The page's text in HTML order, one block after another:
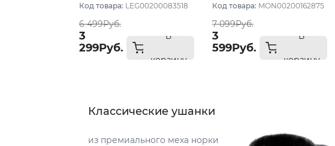
Код товара: LEG00200083518
6 499Руб.
3
299Руб.
В
корзину
Код товара: MON00200162875
7 099Руб.
3
599Руб.
В
корзину
Классические ушанки
из премиального меха норки